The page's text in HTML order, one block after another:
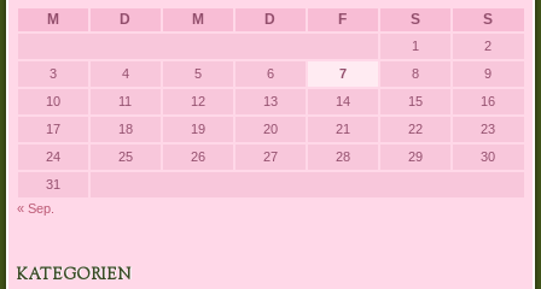
M D M D F S S
1
2
3
4 5 6 7 8
9
10
11 12 13 14 15
16
17
18 19 20 21 22
23
24
25 26 27 28 29
30
31
« Sep.
KATEGORIEN